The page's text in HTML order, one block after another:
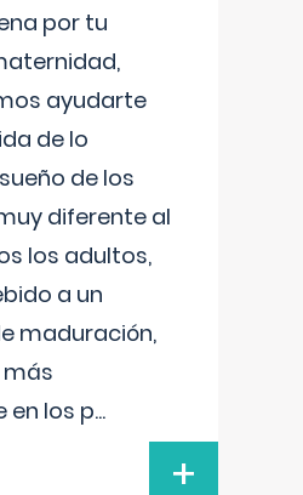
por tu
ayudarte
de lo
de los
diferente al
los adultos,
a un
maduración,
en los p...
+